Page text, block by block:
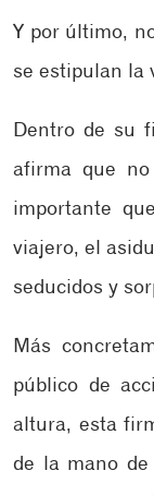
Y por último,
se estipulan la
Dentro de su
afirma que
importante
viajero, el
seducidos y
Más
público de
altura, esta
de la mano